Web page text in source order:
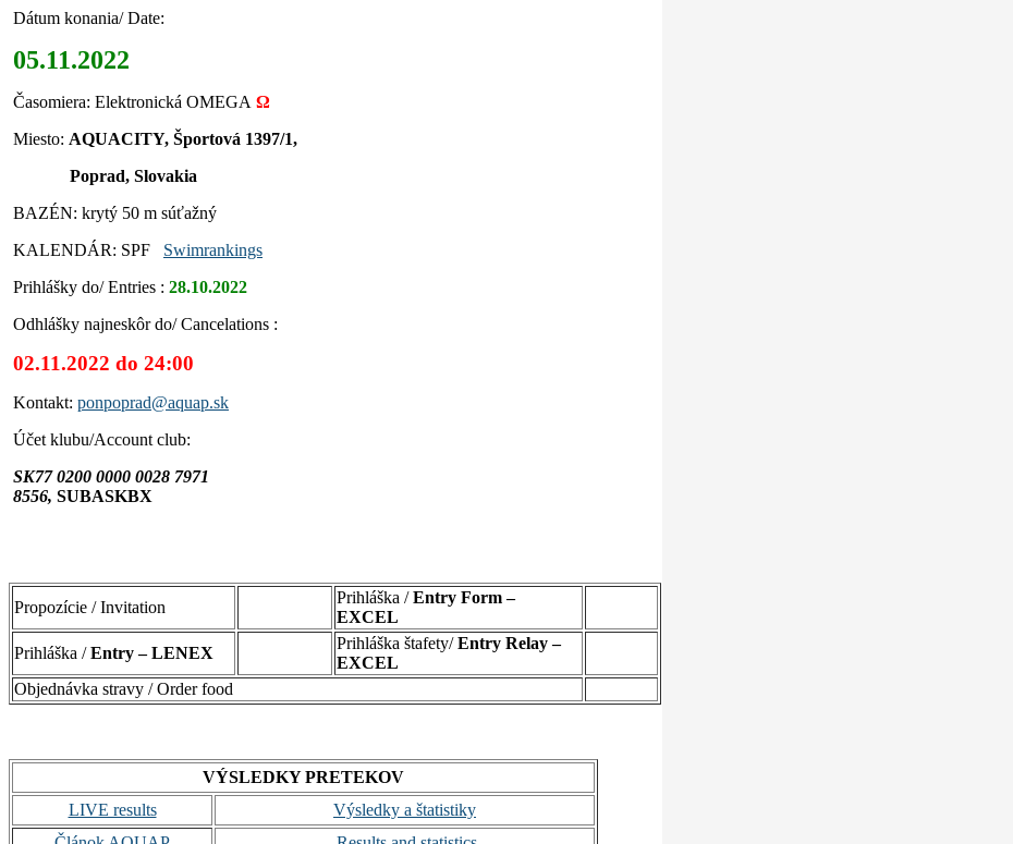
Dátum konania/ Date:
05.11.2022
Časomiera: Elektronická OMEGA Ω
Miesto: AQUACITY, Športová 1397/1,
Poprad, Slovakia
BAZÉN: krytý 50 m súťažný
KALENDÁR: SPF Swimrankings
Prihlášky do/ Entries : 28.10.2022
Odhlášky najneskôr do/ Cancelations :
02.11.2022 do 24:00
Kontakt: ponpoprad@aquap.sk
Účet klubu/Account club:
SK77 0200 0000 0028 7971
8556, SUBASKBX
Propozície / Invitation
Prihláška /Entry Form –
EXCEL
Prihláška /Entry – LENEX
Prihláška štafety/Entry Relay –
EXCEL
Objednávka stravy / Order food
VÝSLEDKY PRETEKOV
LIVE results
Výsledky a štatistiky